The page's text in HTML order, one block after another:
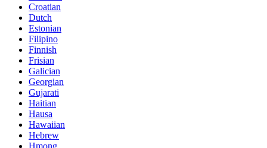
Croatian
Dutch
Estonian
Filipino
Finnish
Frisian
Galician
Georgian
Gujarati
Haitian
Hausa
Hawaiian
Hebrew
Hmong